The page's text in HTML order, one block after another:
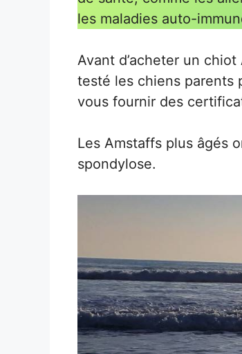
les maladies auto-
Avant d’acheter un
testé les chiens parents
vous fournir des
Les Amstaffs plus âgés
spondylose.